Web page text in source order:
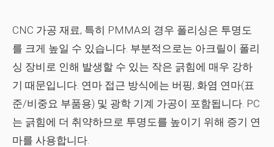
CNC 가공 재료, 특히 PMMA의 경우 폴리싱은 투명도
를 크게 높일 수 있습니다. 부분적으로는 아크릴이 폴리
싱 장비로 인해 발생할 수 있는 작은 긁힘에 매우 강하
기 때문입니다. 연마 접근 방식에는 버핑, 화염 연마(표
준/비중요 부품용) 및 광학 기계 가공이 포함됩니다. PC
는 긁힘에 더 취약하므로 투명도를 높이기 위해 증기 연
마를 사용합니다.